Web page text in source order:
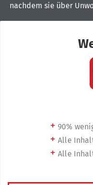
nachdem sie über